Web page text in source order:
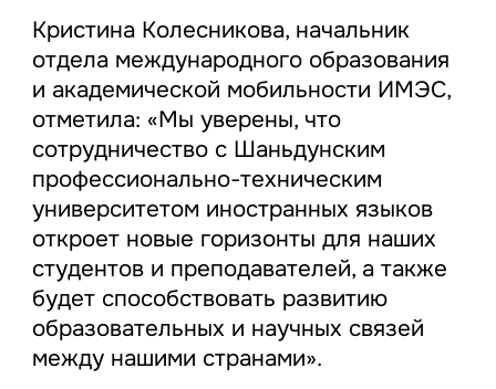
Кристина Колесникова, начальник
отдела международного образования
и академической мобильности ИМЭС,
отметила: «Мы уверены, что
сотрудничество с Шаньдунским
профессионально-техническим
университетом иностранных языков
откроет новые горизонты для наших
студентов и преподавателей, а также
будет способствовать развитию
образовательных и научных связей
между нашими странами».